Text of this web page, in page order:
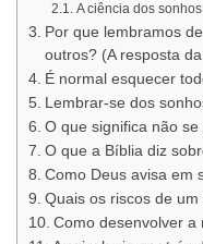
A ciência dos sonhos
Por que lembramos
outros? (A resposta
É normal esquecer
Lembrar-se dos
O que significa não
O que a Bíblia diz
Como Deus avisa em
Quais os riscos de
Como desenvolver